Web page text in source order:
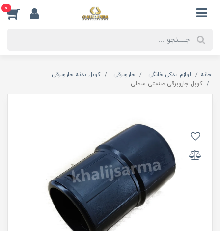
0
خانه لوازم یدکی خانگی جاروبرقی
کوبل بدنه جاروبرقی
کوبل جاروبرقی صنعتی سطلی